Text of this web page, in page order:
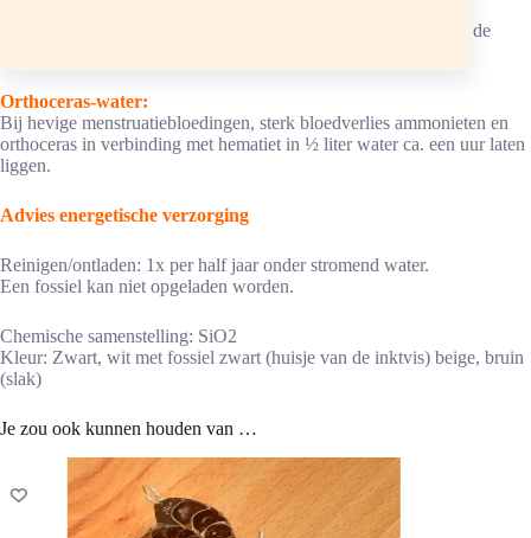
Samen met hematiet voor een toereikende ijzerverzorging voor de
Orthoceras-water:
Bij hevige menstruatiebloedingen, sterk bloedverlies ammonieten en
orthoceras in verbinding met hematiet in ½ liter water ca. een uur laten
liggen.
Advies energetische verzorging
Reinigen/ontladen: 1x per half jaar onder stromend water.
Een fossiel kan niet opgeladen worden.
Chemische samenstelling: SiO2
Kleur: Zwart, wit met fossiel zwart (huisje van de inktvis) beige, bruin
(slak)
Je zou ook kunnen houden van …